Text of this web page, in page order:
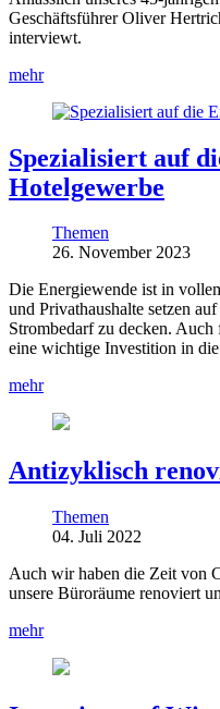
Geschäftsführer Oliver
interviewt.
mehr
Spezialisiert auf
Hotelgewerbe
Themen
26. November 2023
Die Energiewende ist in
und Privathaushalte setzen
Strombedarf zu decken.
eine wichtige Investition in
mehr
Antizyklisch
Themen
04. Juli 2022
Auch wir haben die Zeit von
unsere Büroräume renoviert
mehr